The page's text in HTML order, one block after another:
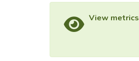
View metrics